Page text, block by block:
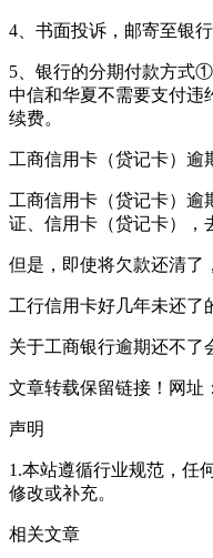
4、书面投诉，邮寄至银
5、银行的分期付款方式
中信和华夏不需要支付违
续费。
工商信用卡（贷记卡）逾
工商信用卡（贷记卡）逾
证、信用卡（贷记卡），
但是，即使将欠款还清了
工行信用卡好几年未还了
关于工商银行逾期还不了
文章转载保留链接！网址：
声明
1.本站遵循行业规范，任
修改或补充。
相关文章